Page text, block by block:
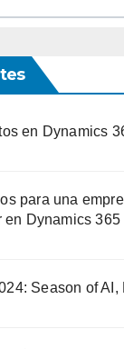
en Dynamics
para una
en Dynamics
Season of AI,